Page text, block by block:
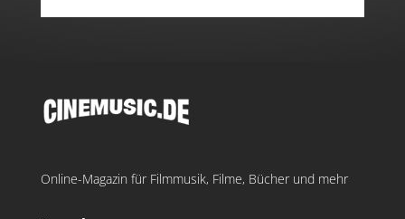
Online-Magazin für Filmmusik, Filme, Bücher und mehr